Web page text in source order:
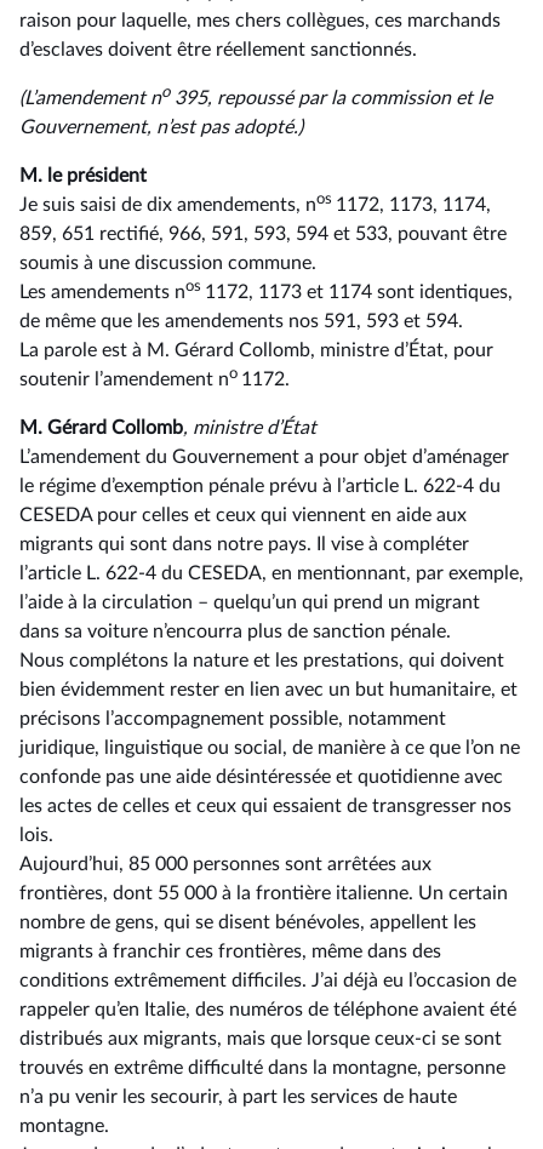
raison pour laquelle, mes chers collègues, ces marchands
d’esclaves doivent être réellement sanctionnés.
(L’amendement no 395, repoussé par la commission et le
Gouvernement, n’est pas adopté.)
M. le président
Je suis saisi de dix amendements, nos 1172, 1173, 1174,
859, 651 rectifié, 966, 591, 593, 594 et 533, pouvant être
soumis à une discussion commune.
Les amendements nos 1172, 1173 et 1174 sont identiques,
de même que les amendements nos 591, 593 et 594.
La parole est à M. Gérard Collomb, ministre d’État, pour
soutenir l’amendement no 1172.
M. Gérard Collomb, ministre d’État
L’amendement du Gouvernement a pour objet d’aménager
le régime d’exemption pénale prévu à l’article L. 622-4 du
CESEDA pour celles et ceux qui viennent en aide aux
migrants qui sont dans notre pays. Il vise à compléter
l’article L. 622-4 du CESEDA, en mentionnant, par exemple,
l’aide à la circulation –⁠ quelqu’un qui prend un migrant
dans sa voiture n’encourra plus de sanction pénale.
Nous complétons la nature et les prestations, qui doivent
bien évidemment rester en lien avec un but humanitaire, et
précisons l’accompagnement possible, notamment
juridique, linguistique ou social, de manière à ce que l’on ne
confonde pas une aide désintéressée et quotidienne avec
les actes de celles et ceux qui essaient de transgresser nos
lois.
Aujourd’hui, 85 000 personnes sont arrêtées aux
frontières, dont 55 000 à la frontière italienne. Un certain
nombre de gens, qui se disent bénévoles, appellent les
migrants à franchir ces frontières, même dans des
conditions extrêmement difficiles. J’ai déjà eu l’occasion de
rappeler qu’en Italie, des numéros de téléphone avaient été
distribués aux migrants, mais que lorsque ceux-ci se sont
trouvés en extrême difficulté dans la montagne, personne
n’a pu venir les secourir, à part les services de haute
montagne.